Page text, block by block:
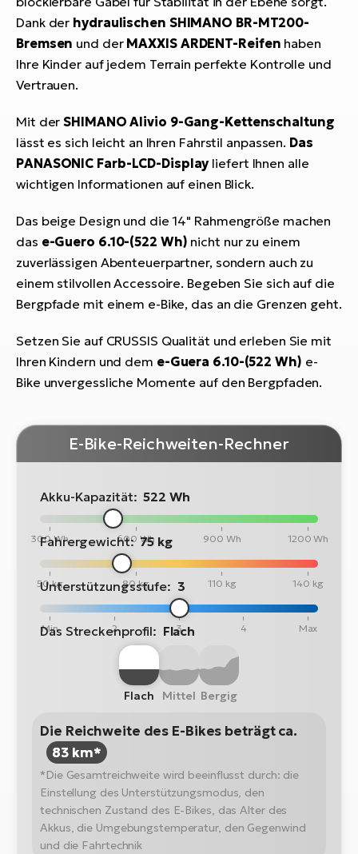
Dank der hydraulischen SHIMANO BR-MT200-
Bremsen und der MAXXIS ARDENT-Reifen haben
Ihre Kinder auf jedem Terrain perfekte Kontrolle und
Vertrauen.
Mit derSHIMANO Alivio 9-Gang-Kettenschaltung
lässt es sich leicht an Ihren Fahrstil anpassen. Das
PANASONIC Farb-LCD-Displayliefert Ihnen alle
wichtigen Informationen auf einen Blick.
Das beige Design und die 14" Rahmengröße machen
das e-Guero 6.10-(522 Wh) nicht nur zu einem
zuverlässigen Abenteuerpartner, sondern auch zu
einem stilvollen Accessoire. Begeben Sie sich auf die
Bergpfade mit einem e-Bike, das an die Grenzen geht.
Setzen Sie auf CRUSSIS Qualität und erleben Sie mit
Ihren Kindern und dem e-Guera 6.10-(522 Wh) e-
Bike unvergessliche Momente auf den Bergpfaden.
E-Bike-Reichweiten-Rechner
Akku-Kapazität: 522 Wh
300 Wh 600 Wh 900 Wh 1200 Wh
Fahrergewicht: 75 kg
50 kg 80 kg 110 kg 140 kg
Unterstützungsstufe: 3
Min 2 3 4 Max
Das Streckenprofil: Flach
Flach Mittel Bergig
Die Reichweite des E-Bikes beträgt ca.
83 km*
*Die Gesamtreichweite wird beeinflusst durch: die
Einstellung des Unterstützungsmodus, den
technischen Zustand des E-Bikes, das Alter des
Akkus, die Umgebungstemperatur, den Gegenwind
und die Fahrtechnik